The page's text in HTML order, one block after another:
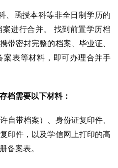
、函授本科等非全日制学历的
进行合并。 找到前置学历档
带密封完整的档案、毕业证、
案表等材料，即可办理合并手
档需要以下材料：
自带档案）、身份证复印件、
印件，以及学信网上打印的高
备案表。